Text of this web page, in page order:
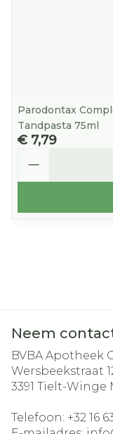
Parodontax
Tandpasta 75ml
€ 7,79
Neem
BVBA Apotheek
Wersbeekstraat
3391 Tielt-Winge
Telefoon: +32 16